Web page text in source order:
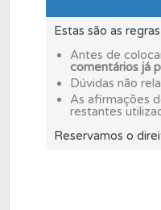
Conta Crie uma
Crie uma
Estas são as
Antes de
comentários já
Dúvidas não
As afirmações
restantes
Reservamos o